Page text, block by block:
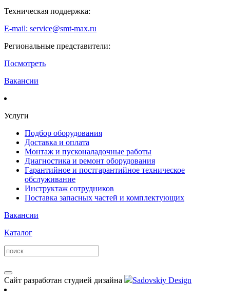
Техническая поддержка:
E-mail: service@smt-max.ru
Региональные представители:
Посмотреть
Вакансии
Услуги
Подбор оборудования
Доставка и оплата
Монтаж и пусконаладочные работы
Диагностика и ремонт оборудования
Гарантийное и постгарантийное техническое
обслуживание
Инструктаж сотрудников
Поставка запасных частей и комплектующих
Вакансии
Каталог
Сайт разработан студией дизайна Sadovskiy Design